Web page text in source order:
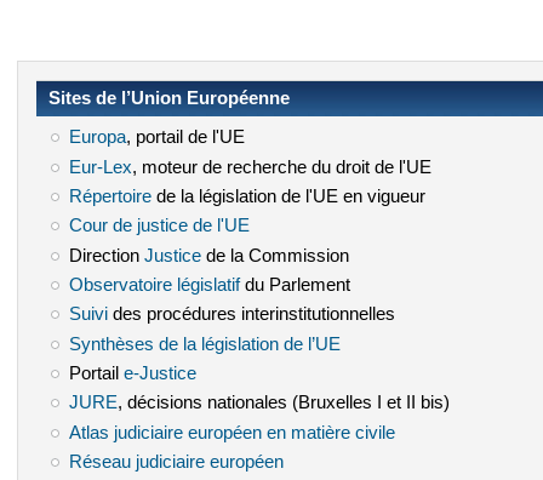
Sites de l’Union Européenne
Europa(le lien est externe)
, portail de l'UE
Eur-Lex (le lien est externe)
, moteur de recherche du droit de l'UE
Répertoire(le lien est externe)
de la législation de l'UE en vigueur
Cour de justice de l'UE
Direction Justice(le lien est externe)
de la Commission
Observatoire législatif(le lien est externe)
du Parlement
Suivi(le lien est externe)
des procédures interinstitutionnelles
Synthèses de la législation de l’UE
Portail e-Justice(le lien est externe)
JURE(le lien est externe)
, décisions nationales (Bruxelles I et II bis)
Atlas judiciaire européen en matière civile(le lien est externe)
Réseau judiciaire européen(le lien est externe)